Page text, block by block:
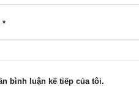
*
bình luận kế tiếp của tôi.